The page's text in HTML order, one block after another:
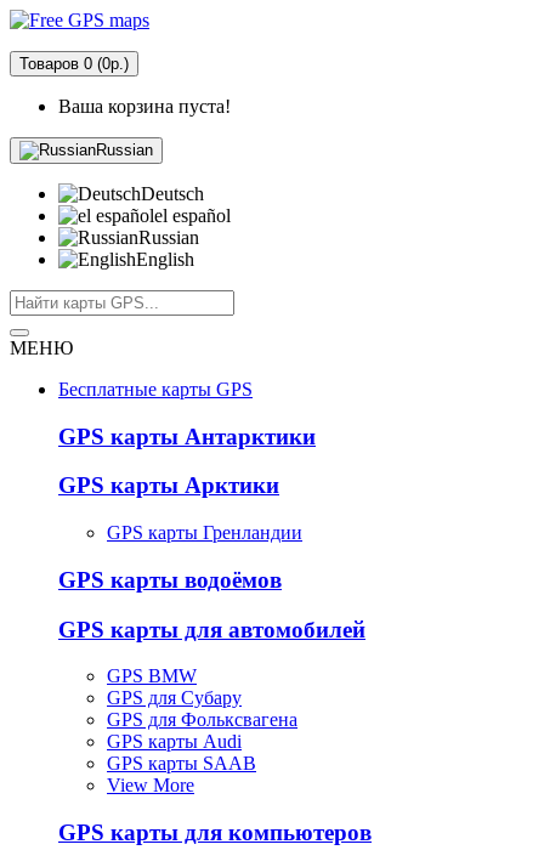
Товаров 0 (0р.)
Ваша корзина пуста!
Russian
Deutsch
el español
Russian
English
МЕНЮ
Бесплатные карты GPS
GPS карты Антарктики
GPS карты Арктики
GPS карты Гренландии
GPS карты водоёмов
GPS карты для автомобилей
GPS BMW
GPS для Субару
GPS для Фольксвагена
GPS карты Audi
GPS карты SAAB
View More
GPS карты для компьютеров